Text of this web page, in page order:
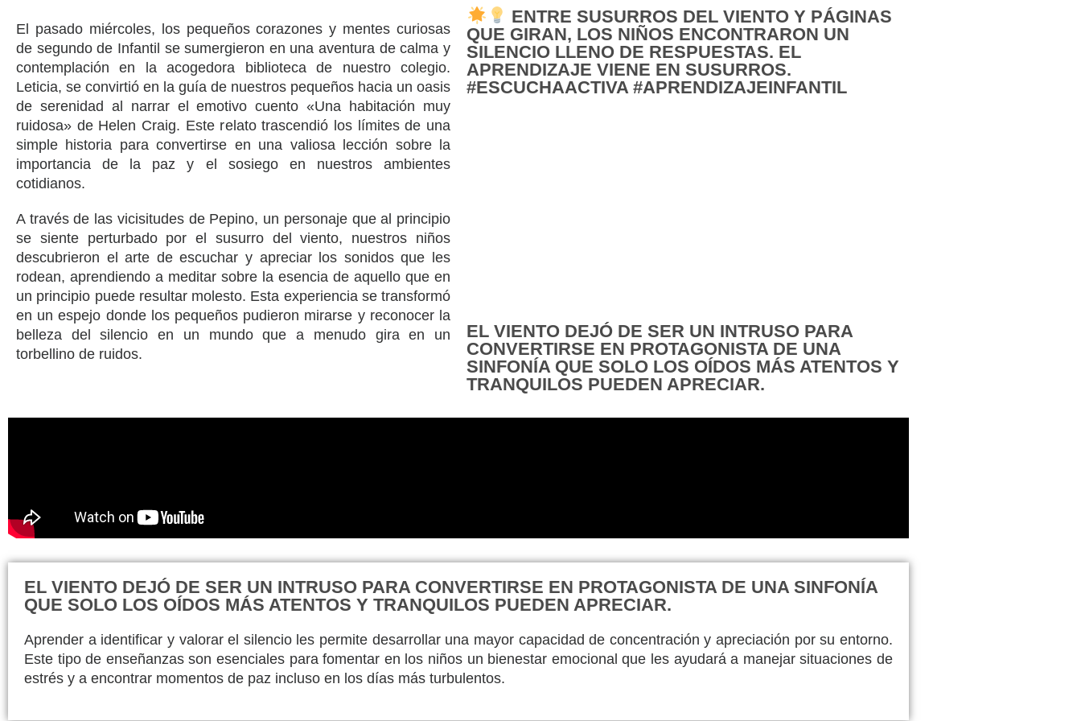
El pasado miércoles, los pequeños corazones y mentes curiosas
de segundo de Infantil se sumergieron en una aventura de calma y
contemplación en la acogedora biblioteca de nuestro colegio.
Leticia, se convirtió en la guía de nuestros pequeños hacia un oasis
de serenidad al narrar el emotivo cuento «Una habitación muy
ruidosa» de Helen Craig. Este relato trascendió los límites de una
simple historia para convertirse en una valiosa lección sobre la
importancia de la paz y el sosiego en nuestros ambientes
cotidianos.
A través de las vicisitudes de Pepino, un personaje que al principio
se siente perturbado por el susurro del viento, nuestros niños
descubrieron el arte de escuchar y apreciar los sonidos que les
rodean, aprendiendo a meditar sobre la esencia de aquello que en
un principio puede resultar molesto. Esta experiencia se transformó
en un espejo donde los pequeños pudieron mirarse y reconocer la
belleza del silencio en un mundo que a menudo gira en un
torbellino de ruidos.
ENTRE SUSURROS DEL VIENTO Y PÁGINAS
QUE GIRAN, LOS NIÑOS ENCONTRARON UN
SILENCIO LLENO DE RESPUESTAS. EL
APRENDIZAJE VIENE EN SUSURROS.
#ESCUCHAACTIVA #APRENDIZAJEINFANTIL
EL VIENTO DEJÓ DE SER UN INTRUSO PARA
CONVERTIRSE EN PROTAGONISTA DE UNA
SINFONÍA QUE SOLO LOS OÍDOS MÁS ATENTOS Y
TRANQUILOS PUEDEN APRECIAR.
EL VIENTO DEJÓ DE SER UN INTRUSO PARA CONVERTIRSE EN PROTAGONISTA DE UNA SINFONÍA
QUE SOLO LOS OÍDOS MÁS ATENTOS Y TRANQUILOS PUEDEN APRECIAR.
Aprender a identificar y valorar el silencio les permite desarrollar una mayor capacidad de concentración y apreciación por su entorno.
Este tipo de enseñanzas son esenciales para fomentar en los niños un bienestar emocional que les ayudará a manejar situaciones de
estrés y a encontrar momentos de paz incluso en los días más turbulentos.